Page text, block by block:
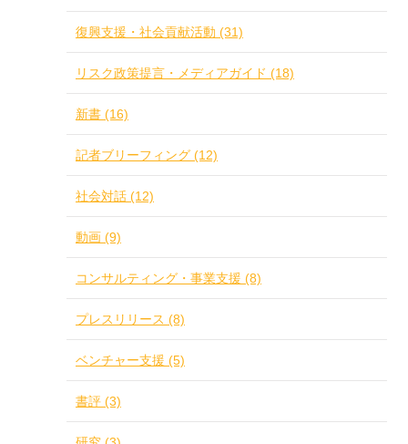
復興支援・社会貢献活動 (31)
リスク政策提言・メディアガイド (18)
新書 (16)
記者ブリーフィング (12)
社会対話 (12)
動画 (9)
コンサルティング・事業支援 (8)
プレスリリース (8)
ベンチャー支援 (5)
書評 (3)